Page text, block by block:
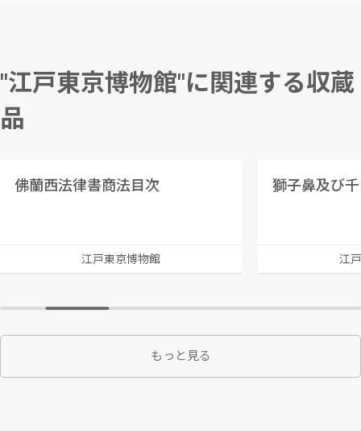
"江戸東京博物館"に関連する収蔵
品
佛蘭西法律書商法目次
江戸東京博物館 江
もっと見る